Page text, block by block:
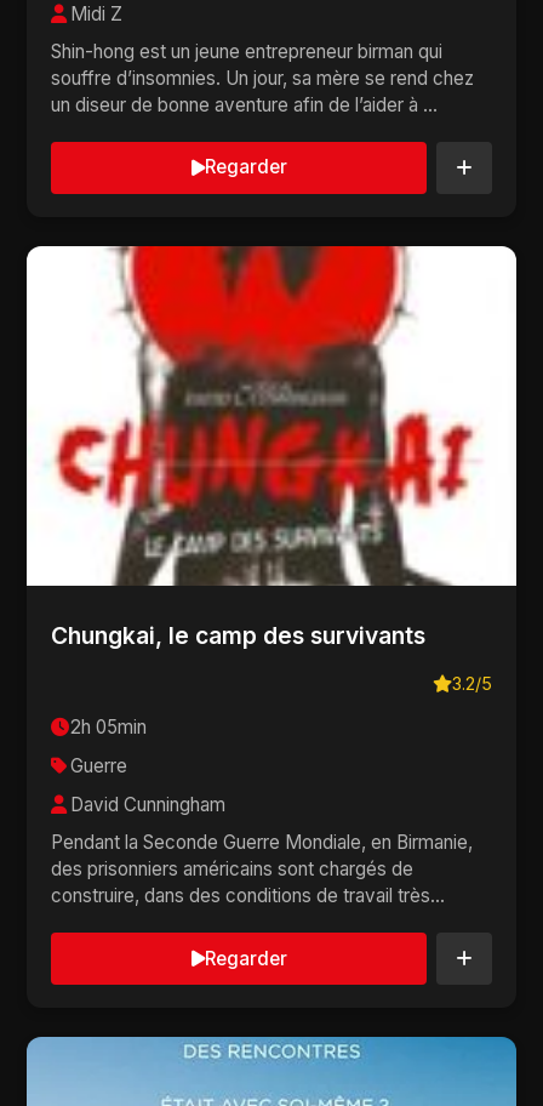
Midi Z
Shin-hong est un jeune entrepreneur birman qui
souffre d’insomnies. Un jour, sa mère se rend chez
un diseur de bonne aventure afin de l’aider à ...
Regarder
Chungkai, le camp des survivants
3.2/5
2h 05min
Guerre
David Cunningham
Pendant la Seconde Guerre Mondiale, en Birmanie,
des prisonniers américains sont chargés de
construire, dans des conditions de travail très
Regarder